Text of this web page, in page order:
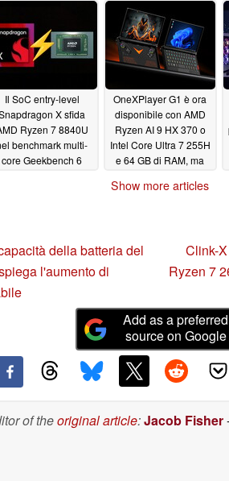
Il SoC entry-level
X sfida
Ryzen 7 8840U
benchmark multi-
core Geekbench 6
OneXPlayer G1 è ora
disponibile con AMD
Ryzen AI 9 HX 370 o
Intel Core Ultra 7 255H
e 64 GB di RAM, ma
periodo di tempo a
Show more articles
della batteria del
l'aumento di
Clink-
Ryzen 7
Add as a preferred
source on Google
of theoriginal article:Jacob Fisher